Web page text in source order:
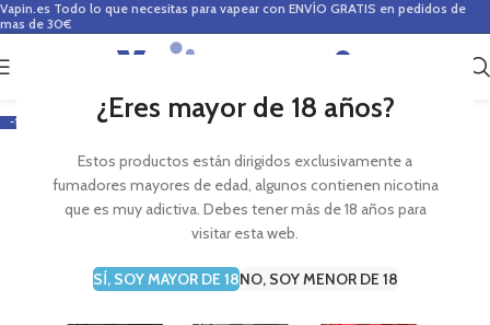
¿Eres mayor de 18 años?
Estos productos están dirigidos exclusivamente a
fumadores mayores de edad, algunos contienen nicotina
que es muy adictiva. Debes tener más de 18 años para
visitar esta web.
SÍ, SOY MAYOR DE 18NO, SOY MENOR DE 18
Vapin.es Todo lo que necesitas para vapear con ENVÍO GRATIS en pedidos de
mas de 30€
0
-17%